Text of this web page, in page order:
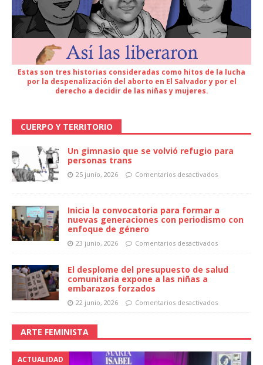
Estas son tres historias consideradas como hitos de la lucha
por la despenalización del aborto en El Salvador y por el
derecho a decidir de las niñas y mujeres.
CUERPO Y TERRITORIO
Un gimnasio que se volvió refugio para
personas trans
25 junio, 2026 Comentarios desactivados
Inicia la convocatoria para formar a
nuevas generaciones con periodismo con
enfoque de género
23 junio, 2026 Comentarios desactivados
El desplome del presupuesto de salud
comunitaria expone a las niñas a
embarazos forzados
22 junio, 2026 Comentarios desactivados
ARTE FEMINISTA
ACTUALIDAD